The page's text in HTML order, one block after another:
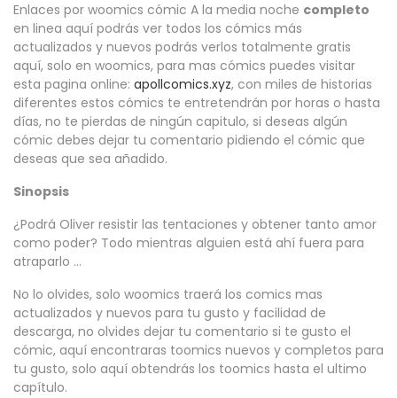
Enlaces por woomics cómic A la media noche completo
en linea aquí podrás ver todos los cómics más
actualizados y nuevos podrás verlos totalmente gratis
aquí, solo en woomics, para mas cómics puedes visitar
esta pagina online: apollcomics.xyz, con miles de historias
diferentes estos cómics te entretendrán por horas o hasta
días, no te pierdas de ningún capitulo, si deseas algún
cómic debes dejar tu comentario pidiendo el cómic que
deseas que sea añadido.
Sinopsis
¿Podrá Oliver resistir las tentaciones y obtener tanto amor
como poder? Todo mientras alguien está ahí fuera para
atraparlo …
No lo olvides, solo woomics traerá los comics mas
actualizados y nuevos para tu gusto y facilidad de
descarga, no olvides dejar tu comentario si te gusto el
cómic, aquí encontraras toomics nuevos y completos para
tu gusto, solo aquí obtendrás los toomics hasta el ultimo
capítulo.